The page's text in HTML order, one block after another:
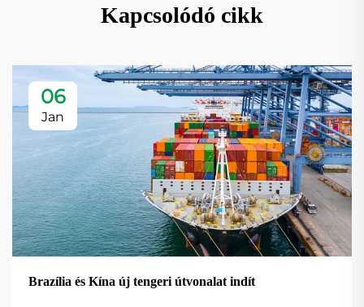
Kapcsolódó cikk
06
Jan
Brazília és Kína új tengeri útvonalat indít